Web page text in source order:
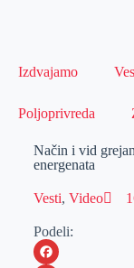
Izdvajamo
Poljoprivreda
Način i vid
energenata
Vesti, Video
Podeli: